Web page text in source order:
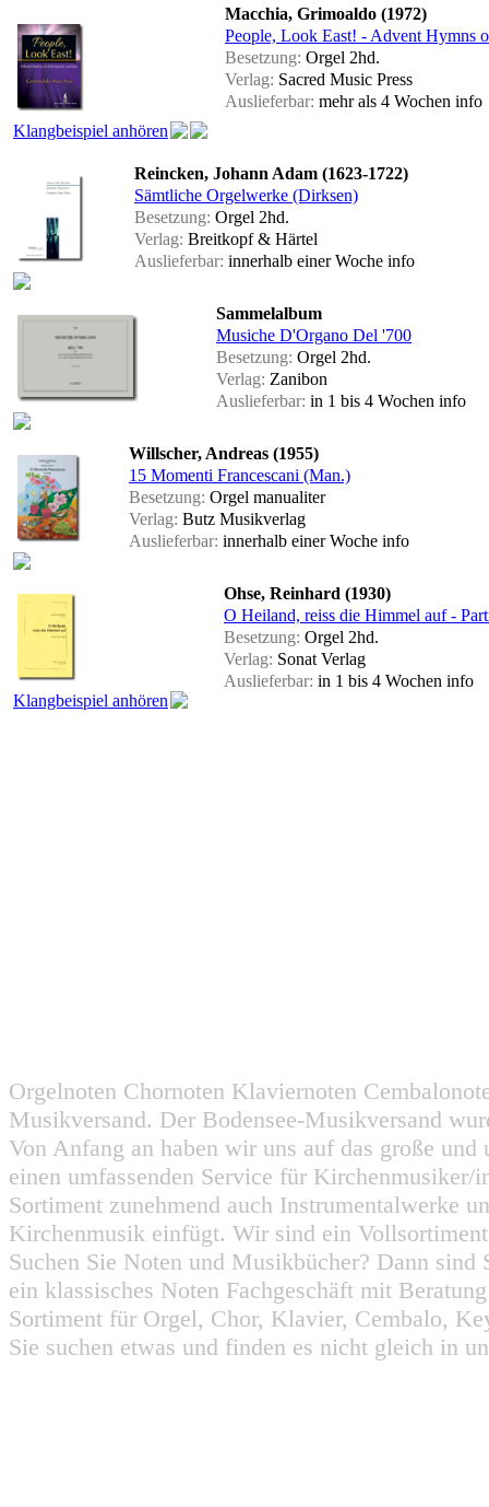
Klangbeispiel anhören
Macchia, Grimoaldo (1972)
People, Look East! - Advent Hymns
Besetzung: Orgel 2hd.
Verlag: Sacred Music Press
Auslieferbar: mehr als 4 Wochen info
Reincken, Johann Adam (1623-1722)
Sämtliche Orgelwerke (Dirksen)
Besetzung: Orgel 2hd.
Verlag: Breitkopf & Härtel
Auslieferbar: innerhalb einer Woche info
Sammelalbum
Musiche D'Organo Del '700
Besetzung: Orgel 2hd.
Verlag: Zanibon
Auslieferbar: in 1 bis 4 Wochen info
Willscher, Andreas (1955)
15 Momenti Francescani (Man.)
Besetzung: Orgel manualiter
Verlag: Butz Musikverlag
Auslieferbar: innerhalb einer Woche info
Klangbeispiel anhören
Ohse, Reinhard (1930)
O Heiland, reiss die Himmel auf -
Besetzung: Orgel 2hd.
Verlag: Sonat Verlag
Auslieferbar: in 1 bis 4 Wochen info
Orgelnoten Chornoten Klaviernoten
Musikversand. Der Bodensee-Musikversand
Von Anfang an haben wir uns auf das große
einen umfassenden Service für
Sortiment zunehmend auch Instrumentalwerke
Kirchenmusik einfügt. Wir sind ein
Suchen Sie Noten und Musikbücher? Dann
ein klassisches Noten Fachgeschäft mit
Sortiment für Orgel, Chor, Klavier, Cembalo,
Sie suchen etwas und finden es nicht gleich in